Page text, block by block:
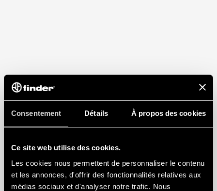
Consentement Détails À propos des cookies
Ce site web utilise des cookies.
Les cookies nous permettent de personnaliser le contenu
et les annonces, d'offrir des fonctionnalités relatives aux
médias sociaux et d'analyser notre trafic. Nous